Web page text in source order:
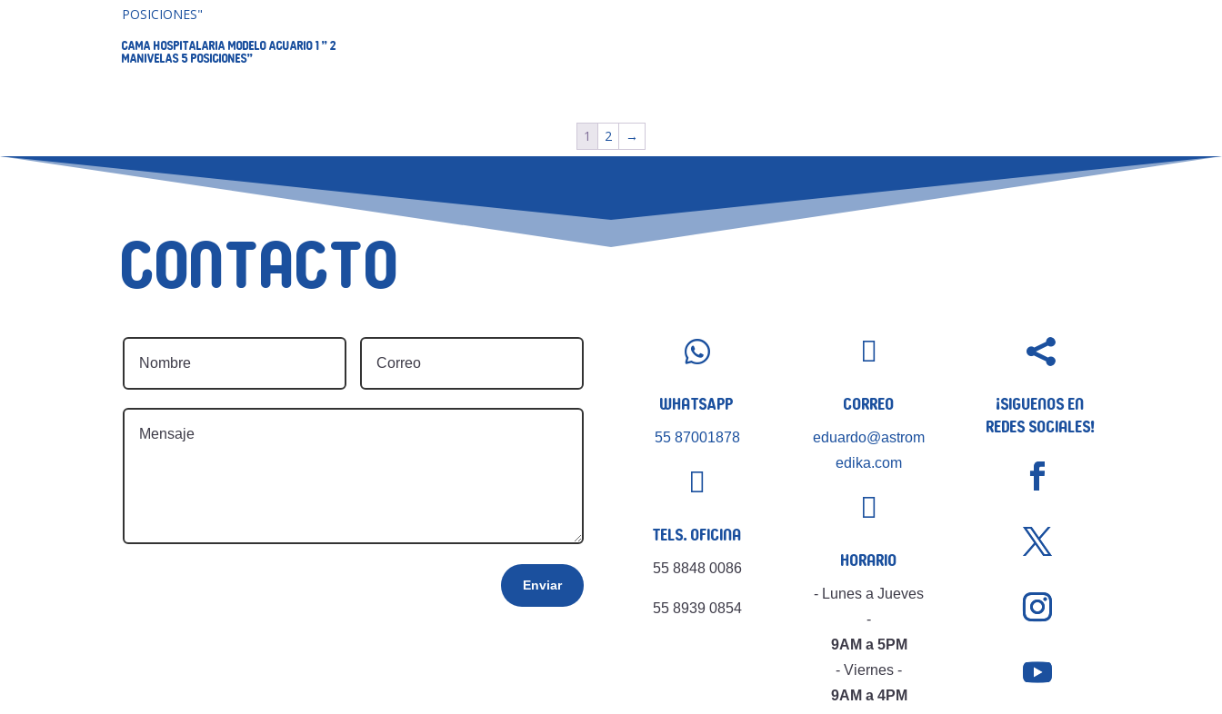
CAMA HOSPITALARIA MODELO ACUARIO 1 ” 2
MANIVELAS 5 POSICIONES”
1 2 →
Contacto
Enviar

WhatsApp
55 87001878

Tels. Oficina
55 8848 0086
55 8939 0854

Correo
eduardo@astrom
edika.com

Horario
- Lunes a Jueves
-
9AM a 5PM
- Viernes -
9AM a 4PM

¡Siguenos en
Redes Sociales!